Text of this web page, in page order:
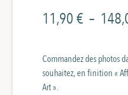
11,90€ –
Commandez des photos
souhaitez, en finition «
Art ».